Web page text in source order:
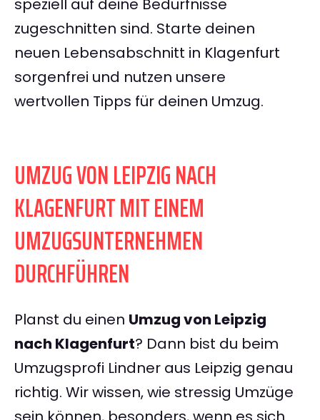
speziell auf deine Bedürfnisse
zugeschnitten sind. Starte deinen
neuen Lebensabschnitt in Klagenfurt
sorgenfrei und nutzen unsere
wertvollen Tipps für deinen Umzug.
UMZUG VON LEIPZIG NACH
KLAGENFURT MIT EINEM
UMZUGSUNTERNEHMEN
DURCHFÜHREN
Planst du einen Umzug von Leipzig
nach Klagenfurt? Dann bist du beim
Umzugsprofi Lindner aus Leipzig genau
richtig. Wir wissen, wie stressig Umzüge